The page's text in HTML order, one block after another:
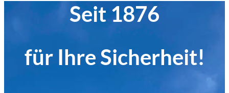
Seit 1876
für Ihre Sicherheit!